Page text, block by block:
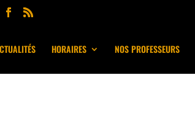
HORAIRES NOS PROFESSEURS